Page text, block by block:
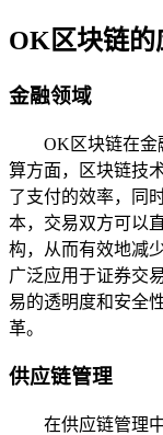
OK区块链的
金融领域
OK区块链在金
算方面，区块链技
了支付的效率，同
本，交易双方可以
构，从而有效地减
广泛应用于证券交
易的透明度和安全
革。
供应链管理
在供应链管理